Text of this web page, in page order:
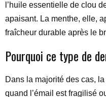
l’huile essentielle de clou
apaisant. La menthe, elle,
fraîcheur durable après le
Pourquoi ce type de
Dans la majorité des cas,
quand l’émail est fragilisé